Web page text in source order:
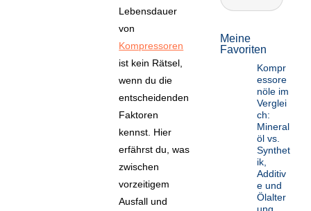
Lebensdauer
von
Kompressoren
ist kein Rätsel,
wenn du die
entscheidenden
Faktoren
kennst. Hier
erfährst du, was
zwischen
vorzeitigem
Ausfall und
Meine
Favoriten
Kompr
essore
nöle im
Verglei
ch:
Mineral
öl vs.
Synthet
ik,
Additiv
e und
Ölalter
ung